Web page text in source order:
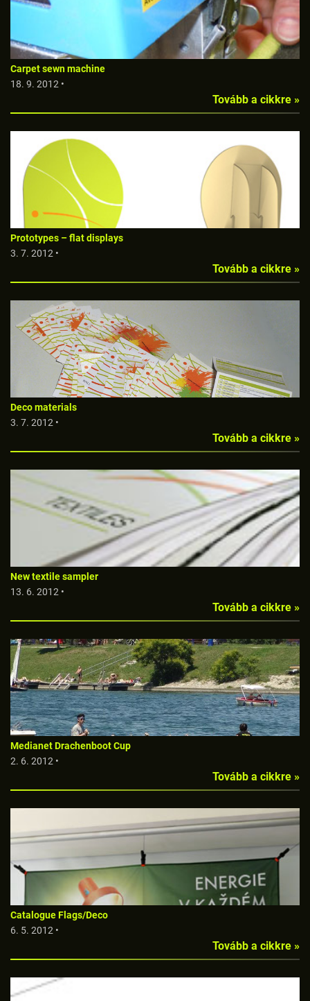
Carpet sewn machine
18. 9. 2012 •
Tovább a cikkre »
Prototypes – flat displays
3. 7. 2012 •
Tovább a cikkre »
Deco materials
3. 7. 2012 •
Tovább a cikkre »
New textile sampler
13. 6. 2012 •
Tovább a cikkre »
Medianet Drachenboot Cup
2. 6. 2012 •
Tovább a cikkre »
Catalogue Flags/Deco
6. 5. 2012 •
Tovább a cikkre »